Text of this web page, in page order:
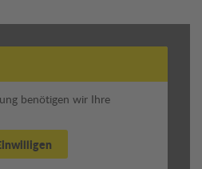
benötigen wir Ihre